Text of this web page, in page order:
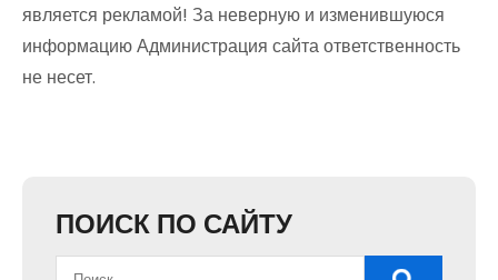
является рекламой! За неверную и изменившуюся
информацию Администрация сайта ответственность
не несет.
ПОИСК ПО САЙТУ